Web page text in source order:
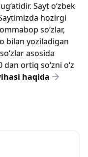
Sayt o‘zbek
hozirgi
so‘zlar,
bilan yoziladigan
asosida
ortiq so‘zni o‘z
haqida